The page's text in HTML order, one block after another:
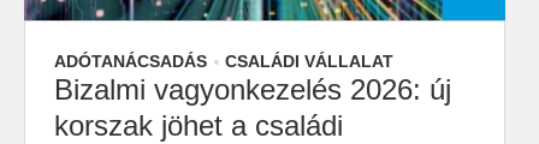
ADÓTANÁCSADÁS CSALÁDI VÁLLALAT
Bizalmi vagyonkezelés 2026: új
korszak jöhet a családi